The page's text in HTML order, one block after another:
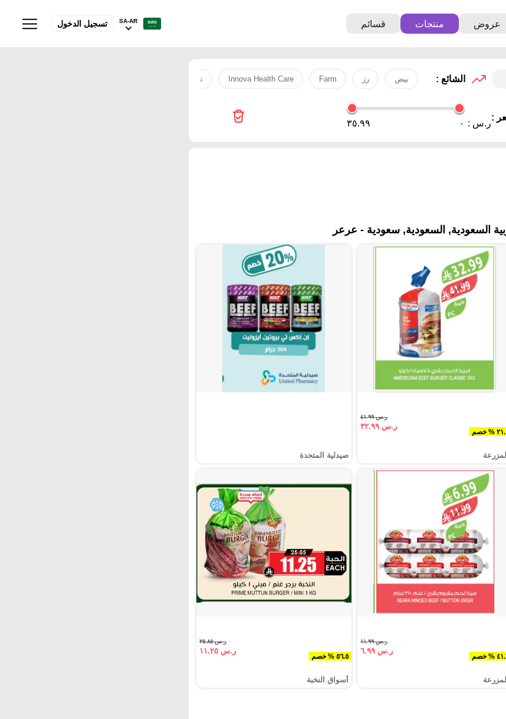
عروض منتجات قسائم SA-AR تسجيل الدخول
الشائع : بيض رز Farm
Innova Health Care تايد
:
ر.س : ٠ ٣٥.٩٩
السعودية, السعودية, سعودية - عرعر
% خصم
ر.س ٤١.٩٩
ر.س ٣٢.٩٩
المزرعة صيدلية المتحدة
% خصم
ر.س ١١.٩٩
ر.س ٦.٩٩
المزرعة
٥٦.٥ % خصم
ر.س ٢٥.٨٥
ر.س ١١.٢٥
أسواق النخبة